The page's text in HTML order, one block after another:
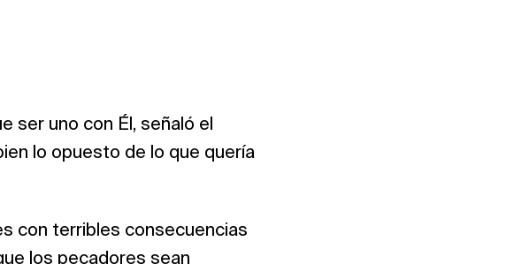
ser uno con Él, señaló el
lo opuesto de lo que quería
con terribles consecuencias
los pecadores sean